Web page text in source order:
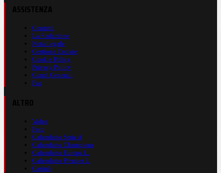
Contatti
La Redazione
Nota Legale
Gestione Cookie
Cookie Policy
Privacy Policy
Cond. Generali
Faq
Video
Foto
Calendario Serie A
Calendario Champions
Calendario Europa L.
Calendario Premier L.
Casinò